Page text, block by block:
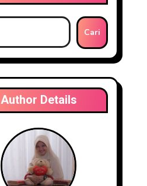
Cari
Author Details